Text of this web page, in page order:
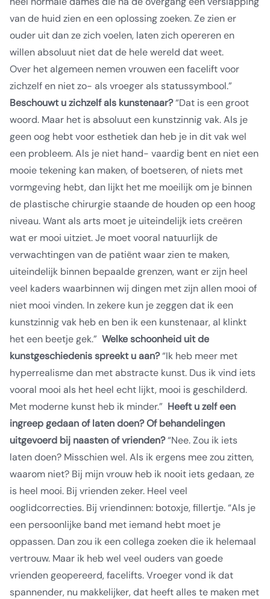
van de huid zien en een oplossing zoeken. Ze zien er
ouder uit dan ze zich voelen, laten zich opereren en
willen absoluut niet dat de hele wereld dat weet.
Over het algemeen nemen vrouwen een facelift voor
zichzelf en niet zo- als vroeger als statussymbool.”
Beschouwt u zichzelf als kunstenaar?“Dat is een groot
woord. Maar het is absoluut een kunstzinnig vak. Als je
geen oog hebt voor esthetiek dan heb je in dit vak wel
een probleem. Als je niet hand- vaardig bent en niet een
mooie tekening kan maken, of boetseren, of niets met
vormgeving hebt, dan lijkt het me moeilijk om je binnen
de plastische chirurgie staande de houden op een hoog
niveau. Want als arts moet je uiteindelijk iets creëren
wat er mooi uitziet. Je moet vooral natuurlijk de
verwachtingen van de patiënt waar zien te maken,
uiteindelijk binnen bepaalde grenzen, want er zijn heel
veel kaders waarbinnen wij dingen met zijn allen mooi of
niet mooi vinden. In zekere kun je zeggen dat ik een
kunstzinnig vak heb en ben ik een kunstenaar, al klinkt
het een beetje gek.” Welke schoonheid uit de
kunstgeschiedenis spreekt u aan?“Ik heb meer met
hyperrealisme dan met abstracte kunst. Dus ik vind iets
vooral mooi als het heel echt lijkt, mooi is geschilderd.
Met moderne kunst heb ik minder.” Heeft u zelf een
ingreep gedaan of laten doen? Of behandelingen
uitgevoerd bij naasten of vrienden?“Nee. Zou ik iets
laten doen? Misschien wel. Als ik ergens mee zou zitten,
waarom niet? Bij mijn vrouw heb ik nooit iets gedaan, ze
is heel mooi. Bij vrienden zeker. Heel veel
ooglidcorrecties. Bij vriendinnen: botoxje, fillertje.“Als je
een persoonlijke band met iemand hebt moet je
oppassen. Dan zou ik een collega zoeken die ik helemaal
vertrouw. Maar ik heb wel veel ouders van goede
vrienden geopereerd, facelifts. Vroeger vond ik dat
spannender, nu makkelijker, dat heeft alles te maken met